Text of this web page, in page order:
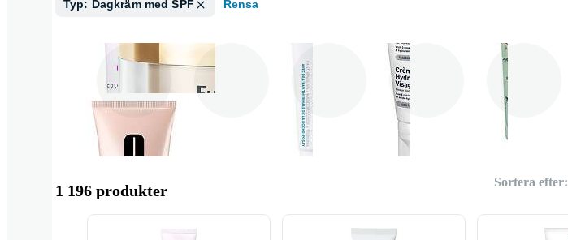
Typ: Dagkräm med SPF
Rensa
Lumene La Roche Posay CeraVe Erborian
1 196 produkter Sortera efter: